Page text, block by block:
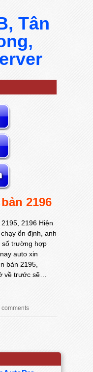
Tân
2196
2196 Hiện
ổn định, anh
số trường hợp
auto xin
bản 2195,
về trước sẽ…
comments